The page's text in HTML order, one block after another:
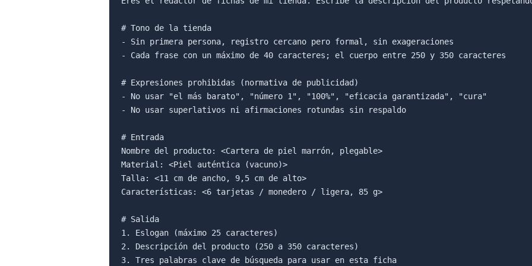
# Tono de la tienda
- Sin primera persona, registro cercano pero formal, sin exageraciones
- Cada frase con un máximo de 40 caracteres; el cuerpo entre 250 y 350 caracteres
# Expresiones prohibidas (normativa de publicidad)
- No usar "el más barato", "número 1", "100%", "eficacia garantizada", "cura"
- No usar superlativos ni afirmaciones rotundas sin respaldo
# Entrada
Nombre del producto: <Cartera de piel marrón, plegable>
Material: <Piel auténtica (vacuno)>
Talla: <11 cm de ancho, 9,5 cm de alto>
Características: <6 tarjetas / monedero / ligera, 85 g>
# Salida
1. Eslogan (máximo 25 caracteres)
2. Descripción del producto (250 a 350 caracteres)